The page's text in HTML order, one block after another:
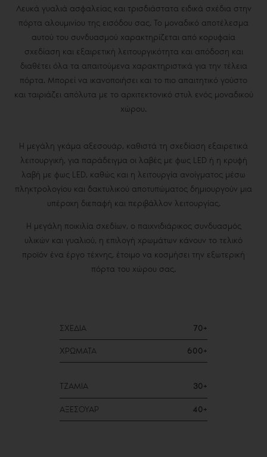
Λευκά γυαλιά ασφαλείας και τρισδιάστατα ειδικά σχέδια στην
πόρτα αλουμινίου της εισόδου σας. Το μοναδικό αποτέλεσμα
αυτού του συνδυασμού χαρακτηρίζεται από κορυφαία
σχεδίαση και εξαιρετική λειτουργικότητα και απόδοση και
διαθέτει όλα τα απαιτούμενα χαρακτηριστικά για την τέλεια
πόρτα. Μπορεί να ικανοποιήσει και το πιο απαιτητικό γούστο
και ταιριάζει απόλυτα με το αρχιτεκτονικό στυλ ενός μοναδικού
χώρου.
Η μεγάλη γκάμα αξεσουάρ, καθιστά τη σχεδίαση εξαιρετικά
λειτουργική, για παράδειγμα οι λαβές με φως LED ή η κρυφή
λαβή με φως LED, καθώς και η λειτουργία ανοίγματος μέσω
πληκτρολογίου και δακτυλικού αποτυπώματος δημιουργούν μια
υπέροχη διεπαφή και περιβάλλον λειτουργίας.
Η μεγάλη ποικιλία σχεδίων, ο παιχνιδιάρικος συνδυασμός
υλικών και γυαλιού, η επιλογή χρωμάτων κάνουν το τελικό
προϊόν ένα έργο τέχνης, έτοιμο να κοσμήσει την εξωτερική
πόρτα του χώρου σας.
ΣΧΕΔΙΑ 70+
ΧΡΩΜΑΤΑ 600+
ΤΖΑΜΙΑ 30+
ΑΞΕΣΟΥΑΡ 40+